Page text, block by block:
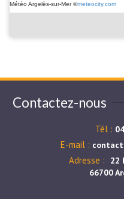
Météo Argelès-sur-Mer©meteocity.com
Contactez-nous
Tél :
E-mail :
Adresse :
22
66700